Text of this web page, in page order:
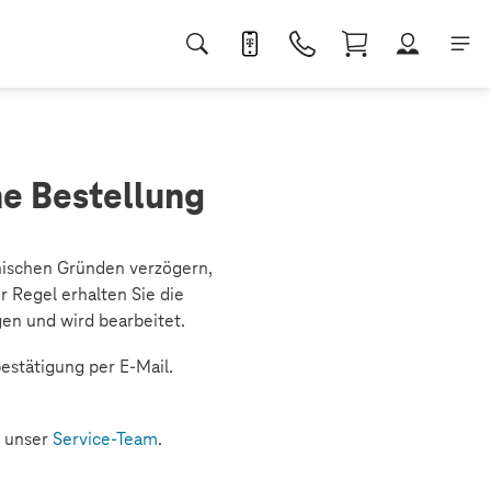
Bestellung
Gründen verzögern,
Regel erhalten Sie die
und wird bearbeitet.
per E‑Mail.
Service-Team.